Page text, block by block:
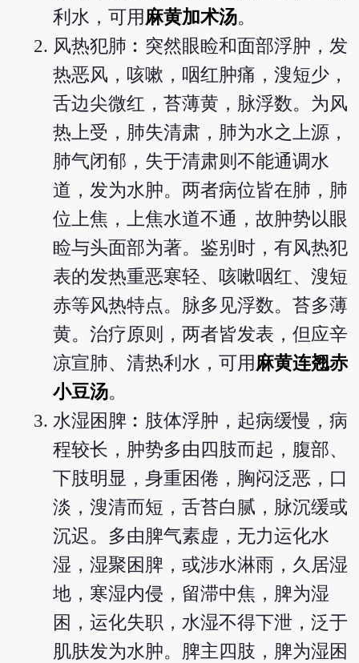
利水，可用 麻黄加术汤。
风热犯肺︰突然眼睑和面部浮肿，发
热恶风，咳嗽，咽红肿痛，溲短少，
舌边尖微红，苔薄黄，脉浮数。为风
热上受，肺失清肃，肺为水之上源，
肺气闭郁，失于清肃则不能通调水
道，发为水肿。两者病位皆在肺，肺
位上焦，上焦水道不通，故肿势以眼
睑与头面部为著。鉴别时，有风热犯
表的发热重恶寒轻、咳嗽咽红、溲短
赤等风热特点。脉多见浮数。苔多薄
黄。治疗原则，两者皆发表，但应辛
凉宣肺、清热利水，可用 麻黄连翘赤
小豆汤。
水湿困脾︰肢体浮肿，起病缓慢，病
程较长，肿势多由四肢而起，腹部、
下肢明显，身重困倦，胸闷泛恶，口
淡，溲清而短，舌苔白腻，脉沉缓或
沉迟。多由脾气素虚，无力运化水
湿，湿聚困脾，或涉水淋雨，久居湿
地，寒湿内侵，留滞中焦，脾为湿
困，运化失职，水湿不得下泄，泛于
肌肤发为水肿。脾主四肢，脾为湿困